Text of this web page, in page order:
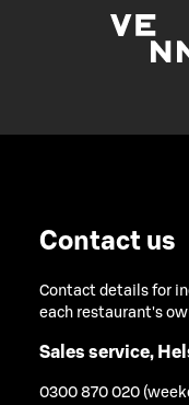
Contact us
Contact details for
each restaurant's
Sales service,
0300 870 020